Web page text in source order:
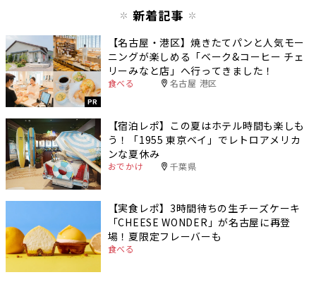
新着記事
PR
【名古屋・港区】焼きたてパンと人気モー
ニングが楽しめる「ベーク&コーヒー チェ
リーみなと店」へ行ってきました！
食べる 名古屋 港区
【宿泊レポ】この夏はホテル時間も楽しも
う！「1955 東京ベイ」でレトロアメリカ
ンな夏休み
おでかけ 千葉県
【実食レポ】3時間待ちの生チーズケーキ
「CHEESE WONDER」が名古屋に再登
場！夏限定フレーバーも
食べる